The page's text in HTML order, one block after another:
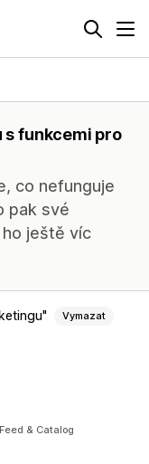
s funkcemi pro
co nefunguje
pak své
ještě víc
Vymazat
& Catalog